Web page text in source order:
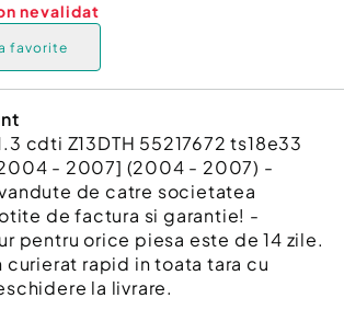
nevalidat
favorite
cdti Z13DTH 55217672 ts18e33
- 2007] (2004 - 2007) -
de catre societatea
de factura si garantie! -
pentru orice piesa este de 14 zile.
curierat rapid in toata tara cu
la livrare.